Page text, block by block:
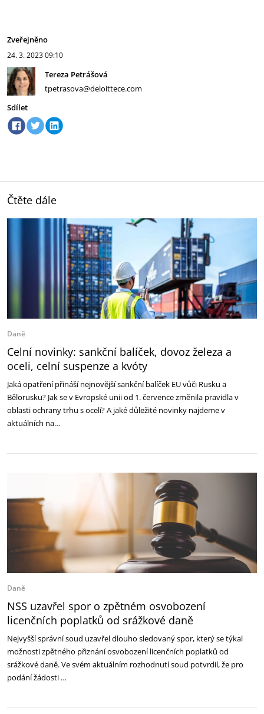
Zveřejněno
24. 3. 202309:10
Tereza Petrášová
tpetrasova@deloittece.com
Sdílet
Čtěte dále
Daně
Celní novinky: sankční balíček, dovoz železa a
oceli, celní suspenze a kvóty
Jaká opatření přináší nejnovější sankční balíček EU vůči Rusku a
Bělorusku? Jak se v Evropské unii od 1. července změnila pravidla v
oblasti ochrany trhu s ocelí? A jaké důležité novinky najdeme v
aktuálních na…
Daně
NSS uzavřel spor o zpětném osvobození
licenčních poplatků od srážkové daně
Nejvyšší správní soud uzavřel dlouho sledovaný spor, který se týkal
možnosti zpětného přiznání osvobození licenčních poplatků od
srážkové daně. Ve svém aktuálním rozhodnutí soud potvrdil, že pro
podání žádosti …